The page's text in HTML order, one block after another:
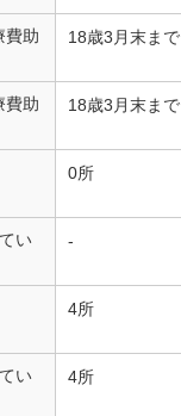
費助
18歳3月末まで
費助
18歳3月末まで
0所
い
-
4所
い
4所